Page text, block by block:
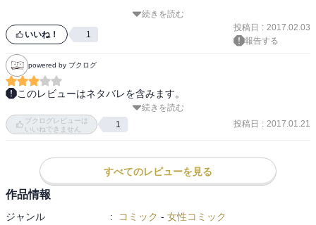
倫子は前向きに生きようと、新たな一歩を踏み出します…が、キー
君の過去を知った小雪、香、マミちゃんが行動を起こす、ってとこ
続きを読む
いいね！ 1
投稿日 : 2017.02.03
報告する
powered by ブクログ
このレビューはネタバレを含みます。
ドラマ化でフェアしてるのかと思ったら、
普通に７巻新発売だったんですね！
ＫＥＹが倫子の恋の邪魔をする！
今回かなり気合を入れて邪魔をしてるけど、どうしたＫＥＹ？
しかし、
早坂さん（倫子の今彼）がかなり応戦して邪魔を退けるカタチにな
ってますが、大丈夫か？
続きを読む
ブクログレビューは
いいねできません
1 投稿日 : 2017.01.21
すべてのレビューを見る
作品情報
ジャンル : コミック - 女性コミック